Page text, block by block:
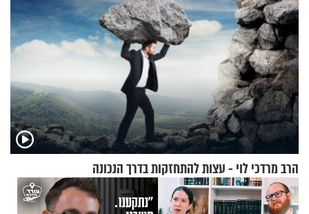
הרב מרדכי לוי - עצות להתחזקות בדרך הנכונה